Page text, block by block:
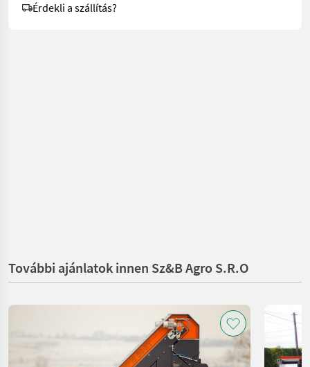
Érdekli a szállítás?
További ajánlatok innen Sz&B Agro S.R.O